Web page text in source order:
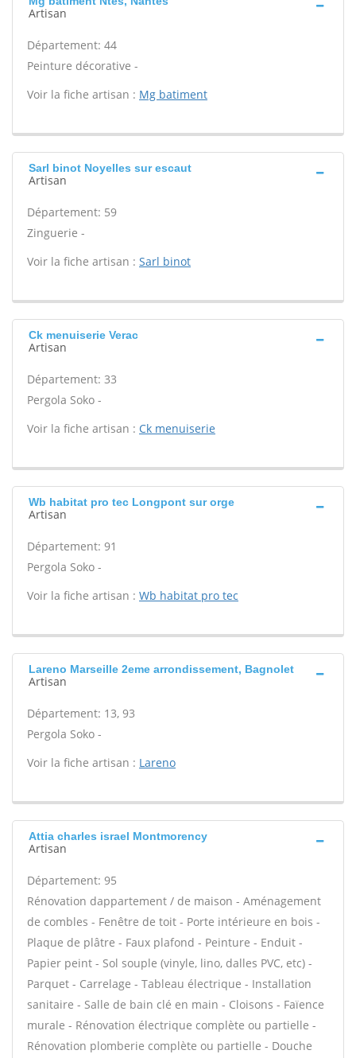
Artisan
Département: 44
Peinture décorative -
Voir la fiche artisan : Mg batiment
Sarl binot Noyelles sur escaut
Artisan
Département: 59
Zinguerie -
Voir la fiche artisan : Sarl binot
Ck menuiserie Verac
Artisan
Département: 33
Pergola Soko -
Voir la fiche artisan : Ck menuiserie
Wb habitat pro tec Longpont sur orge
Artisan
Département: 91
Pergola Soko -
Voir la fiche artisan : Wb habitat pro tec
Lareno Marseille 2eme arrondissement, Bagnolet
Artisan
Département: 13, 93
Pergola Soko -
Voir la fiche artisan : Lareno
Attia charles israel Montmorency
Artisan
Département: 95
Rénovation dappartement / de maison - Aménagement
de combles - Fenêtre de toit - Porte intérieure en bois -
Plaque de plâtre - Faux plafond - Peinture - Enduit -
Papier peint - Sol souple (vinyle, lino, dalles PVC, etc) -
Parquet - Carrelage - Tableau électrique - Installation
sanitaire - Salle de bain clé en main - Cloisons - Faïence
murale - Rénovation électrique complète ou partielle -
Rénovation plomberie complète ou partielle - Douche